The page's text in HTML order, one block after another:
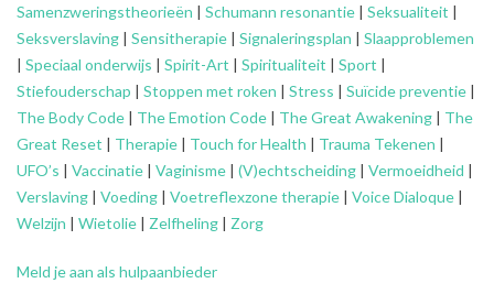
Samenzweringstheorieën | Schumann resonantie | Seksualiteit |
Seksverslaving | Sensitherapie | Signaleringsplan | Slaapproblemen
| Speciaal onderwijs | Spirit-Art | Spiritualiteit | Sport |
Stiefouderschap | Stoppen met roken | Stress | Suïcide preventie |
The Body Code | The Emotion Code | The Great Awakening | The
Great Reset | Therapie | Touch for Health | Trauma Tekenen |
UFO’s | Vaccinatie | Vaginisme | (V)echtscheiding | Vermoeidheid |
Verslaving | Voeding | Voetreflexzone therapie | Voice Dialoque |
Welzijn | Wietolie | Zelfheling | Zorg
Meld je aan als hulpaanbieder